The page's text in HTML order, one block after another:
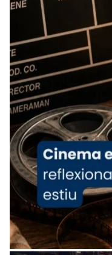
Recupera
tican News
07/carmina-
espana-
Foto
View on Facebook ·
Arquebisbat
1 week ago
«Avui les santes
ajuden a alçar la
Mons. Sergi
presidit aquest
Santes de